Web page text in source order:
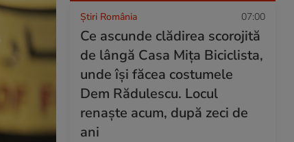
Știri România 07:00
Ce ascunde clădirea scorojită
de lângă Casa Mița Biciclista,
unde își făcea costumele
Dem Rădulescu. Locul
renaște acum, după zeci de
ani